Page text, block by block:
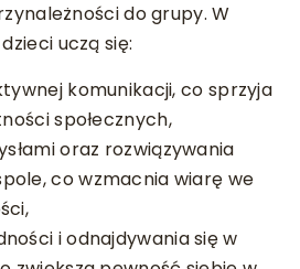
do grupy. W
uczą się:
komunikacji, co sprzyja
społecznych,
oraz rozwiązywania
co wzmacnia wiarę we
i odnajdywania się w